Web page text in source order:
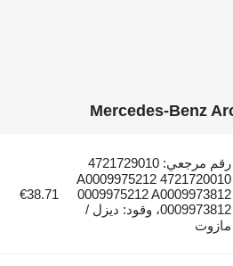
رقم مرجعي: 4721729010
4721720010 A0009975212
0009975212 A0009973812
0009973812، وقود: ديزل /
مازوت
€38.71